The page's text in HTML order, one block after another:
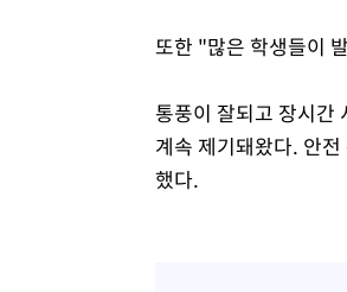
또한 "많은 학생들이
통풍이 잘되고 장시간
계속 제기돼왔다. 안
했다.